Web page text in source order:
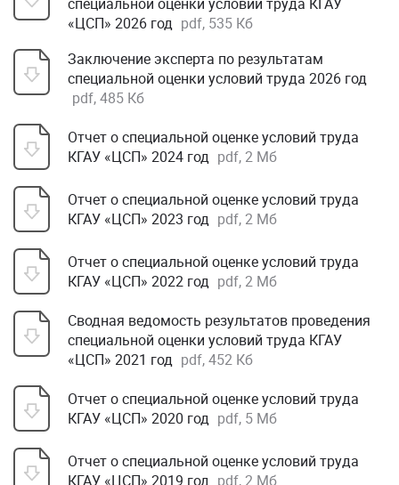
«ЦСП» 2026 год pdf, 535 Кб
Заключение эксперта по результатам
специальной оценки условий труда 2026 год
pdf, 485 Кб
Отчет о специальной оценке условий труда
КГАУ «ЦСП» 2024 год pdf, 2 Мб
Отчет о специальной оценке условий труда
КГАУ «ЦСП» 2023 год pdf, 2 Мб
Отчет о специальной оценке условий труда
КГАУ «ЦСП» 2022 год pdf, 2 Мб
Сводная ведомость результатов проведения
специальной оценки условий труда КГАУ
«ЦСП» 2021 год pdf, 452 Кб
Отчет о специальной оценке условий труда
КГАУ «ЦСП» 2020 год pdf, 5 Мб
Отчет о специальной оценке условий труда
КГАУ «ЦСП» 2019 год pdf, 2 Мб